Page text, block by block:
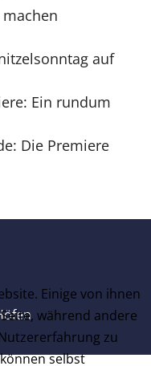
auf
Ein rundum
Die Premiere
Einige von ihnen
während andere
zu
selbst